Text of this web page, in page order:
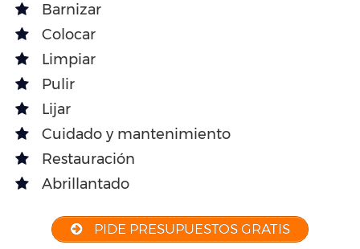
Barnizar
Colocar
Limpiar
Pulir
Lijar
Cuidado y mantenimiento
Restauración
Abrillantado
PIDE PRESUPUESTOS GRATIS